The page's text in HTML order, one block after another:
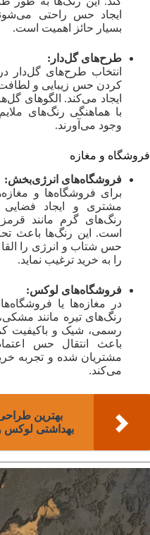
ایجاد حس راحتی
بسیار حائز اهمیت است.
طرح‌های گل‌دار:
انتخاب طرح‌های گل‌دار
کردن حس زیبایی و
ایجاد می‌کند. الگوهای
با هماهنگی رنگ‌های
وجود می‌آورند.
فروشگاه و مغازه
فروشگاه‌های انرژی‌بخش:
برای فروشگاه‌ها و
مشتری و ایجاد فضایی
رنگ‌های گرم مانند
است. این رنگ‌ها باعث
حس شتاب و انرژی را
را به خرید ترغیب نماید.
فروشگاه‌های لوکس:
در مغازه‌ها یا
رنگ‌های تیره مانند
رسمی، شیک و باکیفیت
باعث انتقال حس
مشتریان شده و تجربه
می‌کند.
بهترین
بهداشتی لوکس